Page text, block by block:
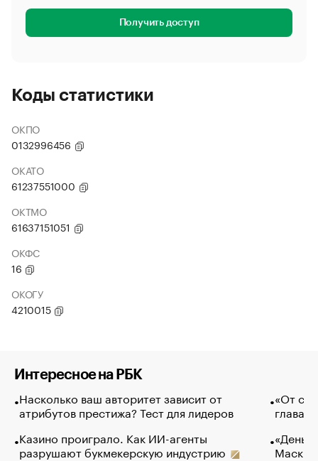
Получить доступ
Коды статистики
ОКПО
0132996456
ОКАТО
61237551000
ОКТМО
61637151051
ОКФС
16
ОКОГУ
4210015
Интересное на РБК
Насколько ваш авторитет зависит от
атрибутов престижа? Тест для лидеров
Казино проиграло. Как ИИ-агенты
разрушают букмекерскую индустрию
«От
глава
Маск в